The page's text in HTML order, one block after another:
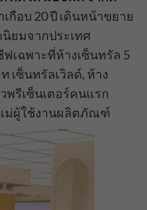
อบ 20 ปี เดินหน้าขยาย
นิยมจากประเทศ
เฉพาะที่ห้างเซ็นทรัล 5
เซ็นทรัลเวิลด์, ห้าง
พรีเซ็นเตอร์คนแรก
ม่ผู้ใช้งานผลิตภัณฑ์